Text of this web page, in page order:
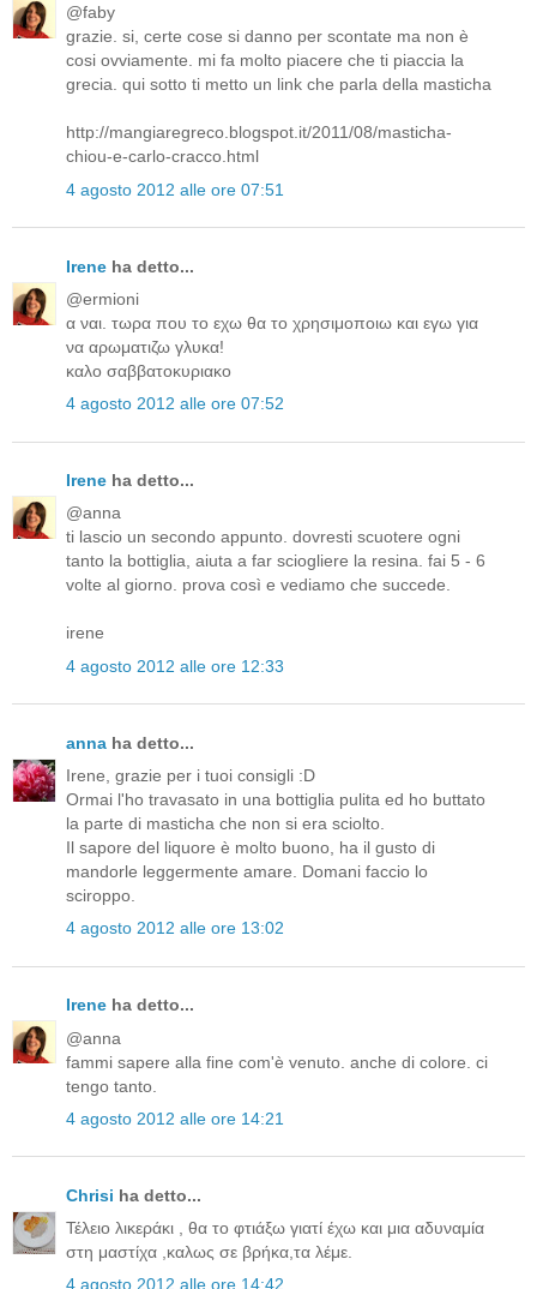
@faby
grazie. si, certe cose si danno per scontate ma non è
cosi ovviamente. mi fa molto piacere che ti piaccia la
grecia. qui sotto ti metto un link che parla della masticha
http://mangiaregreco.blogspot.it/2011/08/masticha-
chiou-e-carlo-cracco.html
4 agosto 2012 alle ore 07:51
Irene ha detto...
@ermioni
α ναι. τωρα που το εχω θα το χρησιμοποιω και εγω για
να αρωματιζω γλυκα!
καλο σαββατοκυριακο
4 agosto 2012 alle ore 07:52
Irene ha detto...
@anna
ti lascio un secondo appunto. dovresti scuotere ogni
tanto la bottiglia, aiuta a far sciogliere la resina. fai 5 - 6
volte al giorno. prova così e vediamo che succede.
irene
4 agosto 2012 alle ore 12:33
anna ha detto...
Irene, grazie per i tuoi consigli :D
Ormai l'ho travasato in una bottiglia pulita ed ho buttato
la parte di masticha che non si era sciolto.
Il sapore del liquore è molto buono, ha il gusto di
mandorle leggermente amare. Domani faccio lo
sciroppo.
4 agosto 2012 alle ore 13:02
Irene ha detto...
@anna
fammi sapere alla fine com'è venuto. anche di colore. ci
tengo tanto.
4 agosto 2012 alle ore 14:21
Chrisi ha detto...
Τέλειο λικεράκι , θα το φτιάξω γιατί έχω και μια αδυναμία
στη μαστίχα ,καλως σε βρήκα,τα λέμε.
4 agosto 2012 alle ore 14:42